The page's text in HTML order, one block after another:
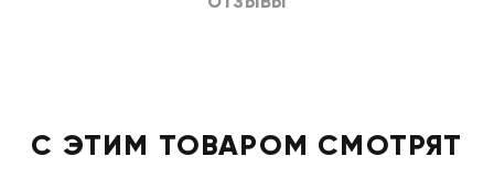
С ЭТИМ ТОВАРОМ СМОТРЯТ